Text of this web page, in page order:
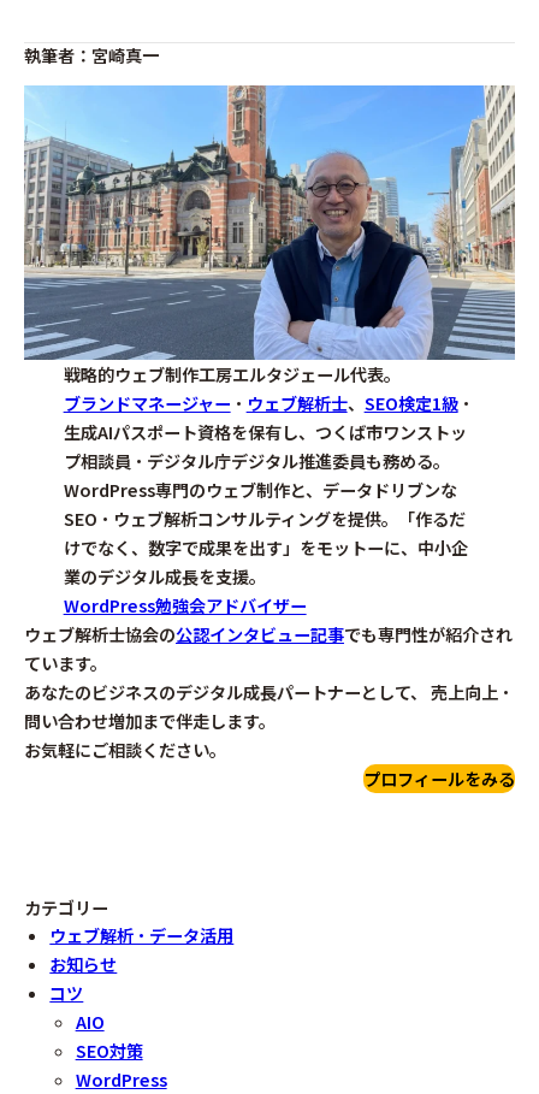
執筆者：宮崎真一
戦略的ウェブ制作工房エルタジェール代表。
ブランドマネージャー ・ ウェブ解析士、 SEO検定1級・
生成AIパスポート資格を保有し、つくば市ワンストッ
プ相談員・デジタル庁デジタル推進委員も務める。
WordPress専門のウェブ制作と、データドリブンな
SEO・ウェブ解析コンサルティングを提供。「作るだ
けでなく、数字で成果を出す」をモットーに、中小企
業のデジタル成長を支援。
WordPress勉強会アドバイザー
ウェブ解析士協会の公認インタビュー記事でも専門性が紹介され
ています。
あなたのビジネスのデジタル成長パートナーとして、 売上向上・
問い合わせ増加まで伴走します。
お気軽にご相談ください。
プロフィールをみる
カテゴリー
ウェブ解析・データ活用
お知らせ
コツ
AIO
SEO対策
WordPress